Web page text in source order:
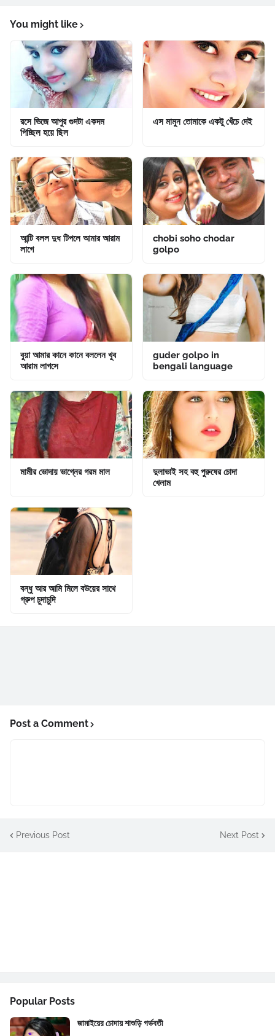
You might like
রসে ভিজে আপুর গুদটা একদম
পিচ্ছিল হয়ে ছিল
এস মামুন তোমাকে একটু খেঁচে দেই
আন্টি বলল দুধ টিপলে আমার আরাম
লাগে
chobi soho chodar
golpo
বুয়া আমার কানে কানে বললেন খুব
আরাম লাগসে
guder golpo in
bengali language
মামীর ভোদায় ভাগ্নের গরম মাল
দুলাভাই সহ বহু পুরুষের চোদা
খেলাম
বন্ধু আর আমি মিলে বউয়ের সাথে
গ্রুপ চুদাচুদি
Post a Comment
Previous Post Next Post
Popular Posts
জামাইয়ের চোদায় শাশুড়ি গর্ভবতী